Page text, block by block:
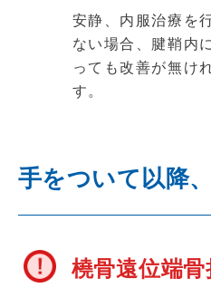
安静、内服治療を
ない場合、腱鞘内
っても改善が無け
す。
手をついて以降
橈骨遠位端骨